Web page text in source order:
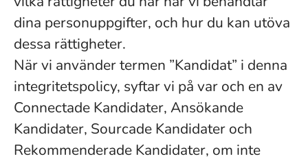
dina personuppgifter, och hur du kan utöva
dessa rättigheter.
När vi använder termen ”Kandidat” i denna
integritetspolicy, syftar vi på var och en av
Connectade Kandidater, Ansökande
Kandidater, Sourcade Kandidater och
Rekommenderade Kandidater, om inte